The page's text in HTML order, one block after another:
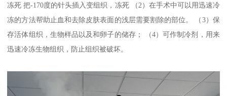
冻死 把-170度的针头插入变组织，冻死 （2）在手术中可以用迅速冷
冻的方法帮助止血和去除皮肤表面的浅层需要割除的部位。 （3）保
存活体组织，生物样品以及和卵子的储存； （4）可作制冷剂，用来
迅速冷冻生物组织，防止组织被破坏。